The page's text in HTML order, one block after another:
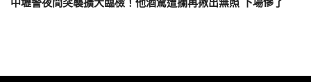
中壢警夜間突襲擴大臨檢！他酒駕遭攔再揪出無照 下場慘了